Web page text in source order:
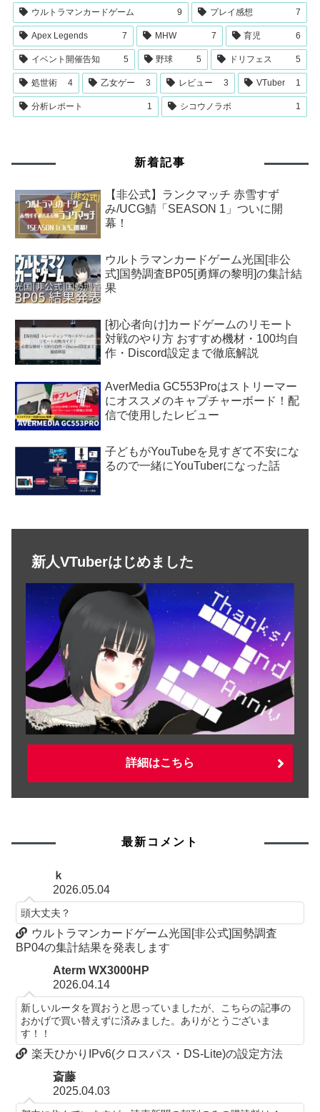
ウルトラマンカードゲーム 9 プレイ感想 7
Apex Legends 7 MHW 7 育児 6
イベント開催告知 5 野球 5 ドリフェス 5
処世術 4 乙女ゲー 3 レビュー 3 VTuber 1
分析レポート 1 シコウノラボ 1
新着記事
【非公式】ランクマッチ 赤雪すず
み/UCG鯖「SEASON 1」ついに開
幕！
ウルトラマンカードゲーム光国[非公
式]国勢調査BP05[勇輝の黎明]の集計結
果
[初心者向け]カードゲームのリモート
対戦のやり方 おすすめ機材・100均自
作・Discord設定まで徹底解説
AverMedia GC553Proはストリーマー
にオススメのキャプチャーボード！配
信で使用したレビュー
子どもがYouTubeを見すぎて不安にな
るので一緒にYouTuberになった話
新人VTuberはじめました
詳細はこちら
最新コメント
ｋ
2026.05.04
頭大丈夫？
ウルトラマンカードゲーム光国[非公式]国勢調査
BP04の集計結果を発表します
Aterm WX3000HP
2026.04.14
新しいルータを買おうと思っていましたが、こちらの記事の
おかげで買い替えずに済みました。ありがとうございま
す！！
楽天ひかりIPv6(クロスパス・DS-Lite)の設定方法
斎藤
2025.04.03